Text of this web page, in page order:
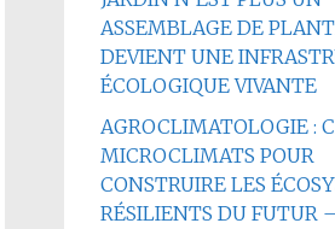
ASSEMBLAGE DE
DEVIENT UNE
ÉCOLOGIQUE VIVANTE
AGROCLIMATOLOGIE :
MICROCLIMATS POUR
CONSTRUIRE LES
RÉSILIENTS DU FUTUR